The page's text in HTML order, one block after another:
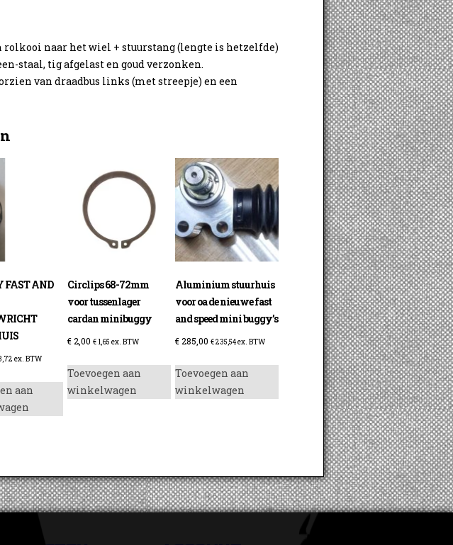
rolkooi naar het wiel + stuurstang (lengte is hetzelfde)
staal, tig afgelast en goud verzonken.
van draadbus links (met streepje) en een
FAST AND
ex. BTW
aan
Circlips 68-72mm
voor tussenlager
cardan minibuggy
€2,00 €1,65 ex. BTW
Toevoegen aan
winkelwagen
Aluminium stuurhuis
voor oa de nieuwe fast
and speed mini buggy’s
€285,00 €235,54ex. BTW
Toevoegen aan
winkelwagen